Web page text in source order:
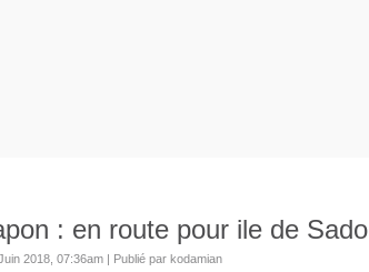
: en route pour ile de Sado
2018, 07:36am | Publié par kodamian